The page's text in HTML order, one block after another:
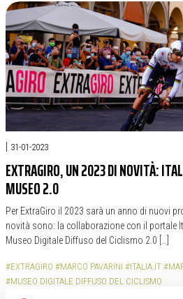
| 31-01-2023
EXTRAGIRO, UN 2023 DI NOVITÀ:
MUSEO 2.0
Per ExtraGiro il 2023 sarà un anno di nuovi
novità sono: la collaborazione con il portale
Museo Digitale Diffuso del Ciclismo 2.0 […]
#EXTRAGIRO #MARCO PAVARINI #ITALIA.IT
#MUSEO DIGITALE DIFFUSO DEL CICLISMO